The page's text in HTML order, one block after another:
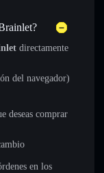
directamente
del navegador)
deseas comprar
en los